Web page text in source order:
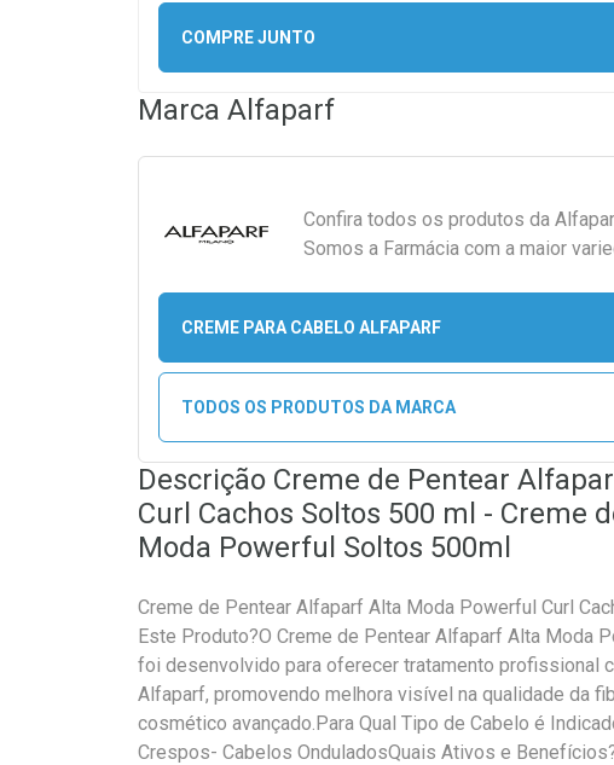
COMPRE JUNTO
Marca Alfaparf
Confira todos os produtos da
Somos a Farmácia com a maior
CREME PARA CABELO ALFAPARF
TODOS OS PRODUTOS DA MARCA
Descrição Creme de Pentear
Curl Cachos Soltos 500 ml - Creme
Moda Powerful Soltos 500ml
Creme de Pentear Alfaparf Alta Moda Powerful Curl
Este Produto?O Creme de Pentear Alfaparf Alta Moda
foi desenvolvido para oferecer tratamento profissional
Alfaparf, promovendo melhora visível na qualidade da
cosmético avançado.Para Qual Tipo de Cabelo é
Crespos- Cabelos OnduladosQuais Ativos e